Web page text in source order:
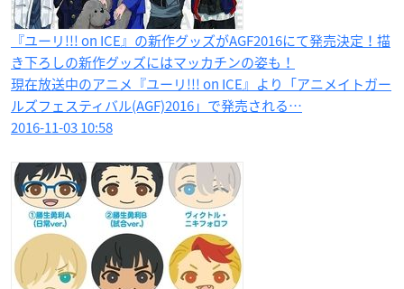
『ユーリ!!! on ICE』の新作グッズがAGF2016にて発売決定！描
き下ろしの新作グッズにはマッカチンの姿も！
現在放送中のアニメ『ユーリ!!! on ICE』より「アニメイトガー
ルズフェスティバル(AGF)2016」で発売される…
2016-11-03 10:58